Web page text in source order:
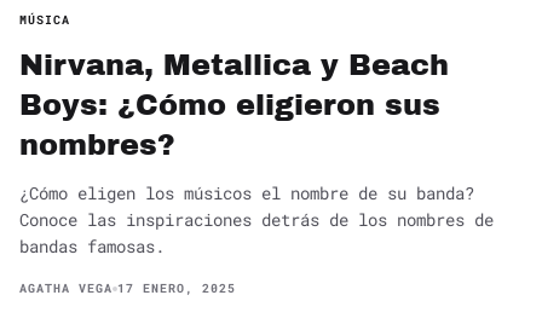
MÚSICA
Nirvana, Metallica y Beach
Boys: ¿Cómo eligieron sus
nombres?
¿Cómo eligen los músicos el nombre de su banda?
Conoce las inspiraciones detrás de los nombres de
bandas famosas.
AGATHA VEGA 17 ENERO, 2025